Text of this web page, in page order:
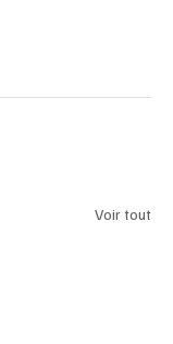
Voir tout